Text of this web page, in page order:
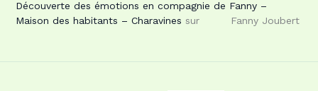
Découverte des émotions en compagnie de Fanny –
Maison des habitants – Charavines sur Fanny Joubert